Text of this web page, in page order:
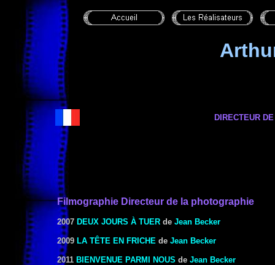
DIRECTEUR
Filmographie Directeur de la photographie
2007 DEUX JOURS À TUER de Jean Becker
2009 LA TÊTE EN FRICHE de Jean Becker
2011 BIENVENUE PARMI NOUS de Jean Becker